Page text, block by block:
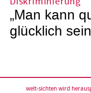
„Man kann
glücklich
welt-sichten wird